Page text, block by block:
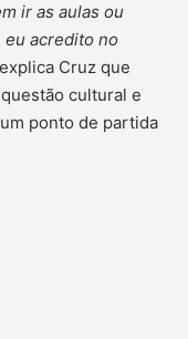
ir as aulas ou
acredito no
Cruz que
cultural e
ponto de partida